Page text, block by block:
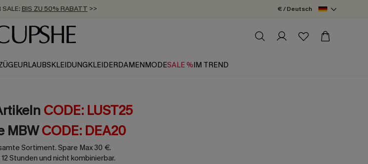
BIS ZU -20% EXTRA ERHALTEN
VERSAND AB 89 €
€ / Deutsch
URLAUBSKLEIDUNGKLEIDERDAMENMODESALE %IM TREND
CODE: LUST25
MBWCODE: DEA20
Sortiment. Spare Max 30 €.
Stunden und nicht kombinierbar.